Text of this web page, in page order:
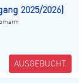
2025/2026)
AUSGEBUCHT